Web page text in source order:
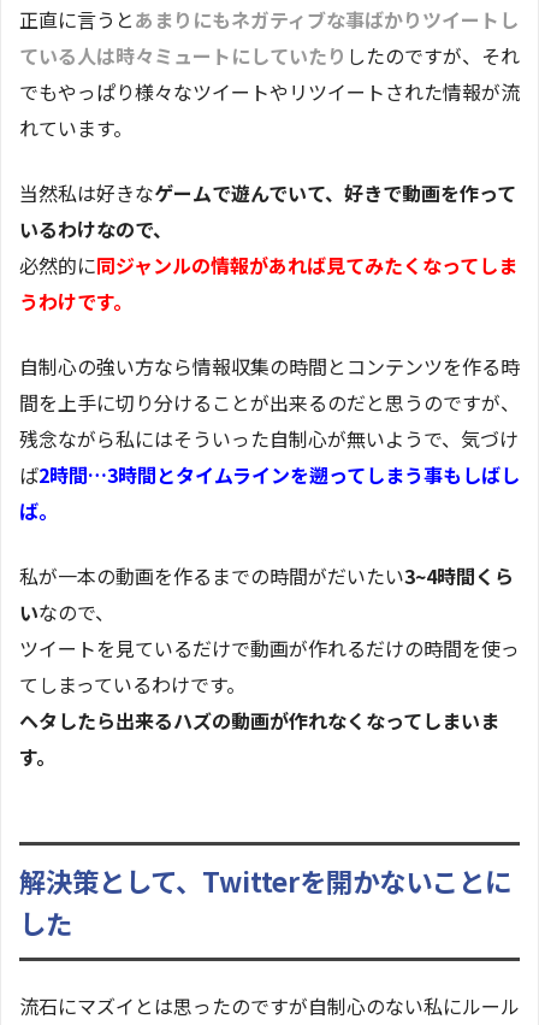
正直に言うとあまりにもネガティブな事ばかりツイートし
ている人は時々ミュートにしていたり したのですが、それ
でもやっぱり様々なツイートやリツイートされた情報が流
れています。
当然私は好きなゲームで遊んでいて、好きで動画を作って
いるわけなので、
必然的に同ジャンルの情報があれば見てみたくなってしま
うわけです。
自制心の強い方なら情報収集の時間とコンテンツを作る時
間を上手に切り分けることが出来るのだと思うのですが、
残念ながら私にはそういった自制心が無いようで、気づけ
ば2時間…3時間とタイムラインを遡ってしまう事もしばし
ば。
私が一本の動画を作るまでの時間がだいたい3~4時間くら
いなので、
ツイートを見ているだけで動画が作れるだけの時間を使っ
てしまっているわけです。
ヘタしたら出来るハズの動画が作れなくなってしまいま
す。
解決策として、Twitterを開かないことに
した
流石にマズイとは思ったのですが自制心のない私にルール